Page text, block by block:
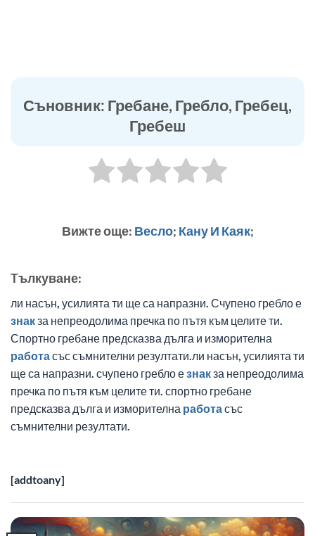
Съновник: Гребане, Гребло, Гребец,
Гребеш
Вижте още: Весло; Кану И Каяк;
Tълкуване:
ли насън, усилията ти ще са напразни. Счупено гребло е
знакза непреодолима пречка по пътя към целите ти.
Спортно гребане предсказва дълга и изморителна
работасъс съмнителни резултати.ли насън, усилията ти
ще са напразни. счупено гребло езнакза непреодолима
пречка по пътя към целите ти. спортно гребане
предсказва дълга и изморителна работасъс
съмнителни резултати.
[addtoany]